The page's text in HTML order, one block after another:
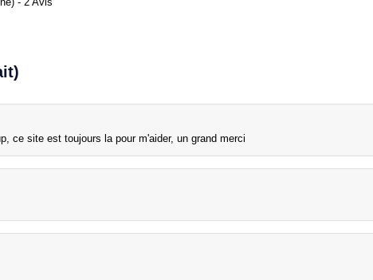
ce site est toujours la pour m'aider, un grand merci